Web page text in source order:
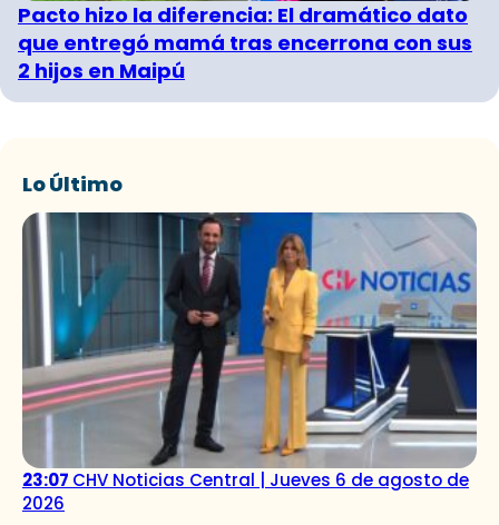
Pacto hizo la diferencia: El dramático dato
que entregó mamá tras encerrona con sus
2 hijos en Maipú
Lo Último
23:07 CHV Noticias Central | Jueves 6 de agosto de
2026